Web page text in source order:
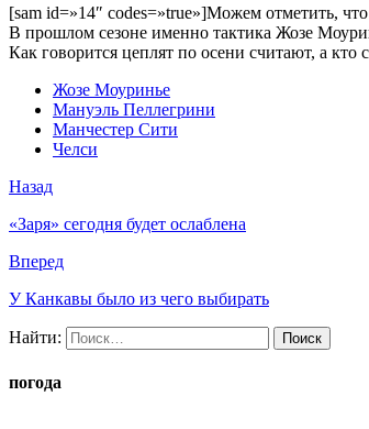
[sam id=»14″ codes=»true»]Можем отметить,
В прошлом сезоне именно тактика Жозе
Как говорится цеплят по осени считают, а
Жозе Моуринье
Мануэль Пеллегрини
Манчестер Сити
Челси
Назад
«Заря» сегодня будет ослаблена
Вперед
У Канкавы было из чего выбирать
Найти:
погода